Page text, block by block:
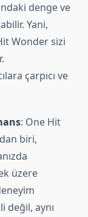
denge ve
Yani,
Wonder sizi
çarpıcı ve
: One Hit
biri,
üzere
değil, aynı